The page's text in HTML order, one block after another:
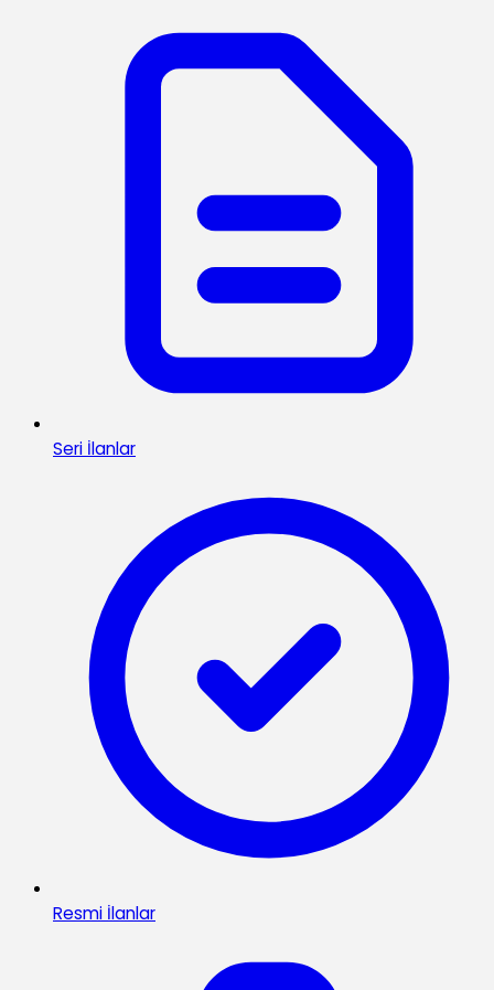
Seri İlanlar
Resmi İlanlar